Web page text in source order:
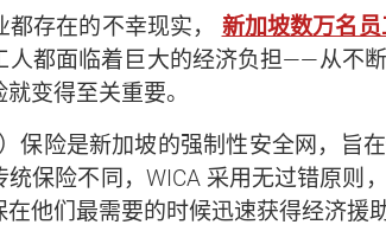
存在的不幸现实， 新加坡数万名
人都面临着巨大的经济负担——从不
变得至关重要。
保险是新加坡的强制性安全网，旨
保险不同，WICA 采用无过错原则
他们最需要的时候迅速获得经济援助